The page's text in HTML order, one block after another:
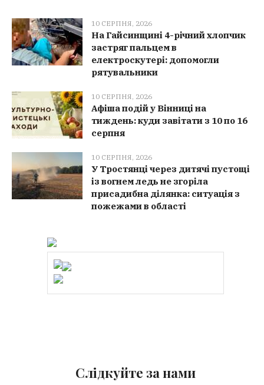
10 СЕРПНЯ, 2026
На Гайсинщині 4-річний хлопчик
застряг пальцем в
електроскутері: допомогли
рятувальники
10 СЕРПНЯ, 2026
Афіша подій у Вінниці на
тиждень: куди завітати з 10 по 16
серпня
10 СЕРПНЯ, 2026
У Тростянці через дитячі пустощі
із вогнем ледь не згоріла
присадибна ділянка: ситуація з
пожежами в області
Слідкуйте за нами